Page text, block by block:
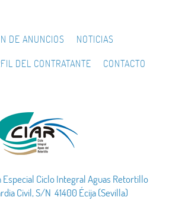
DE ANUNCIOS NOTICIAS
DEL CONTRATANTE CONTACTO
Especial Ciclo Integral Aguas Retortillo
Civil, S/N 41400 Écija (Sevilla)